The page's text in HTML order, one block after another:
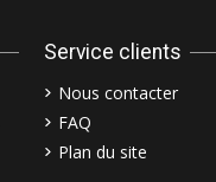
Service clients
Nous contacter
FAQ
Plan du site